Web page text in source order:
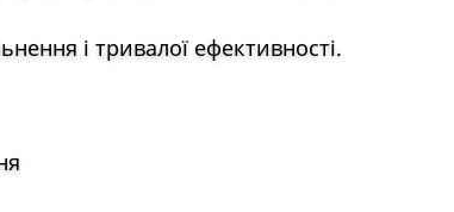
і тривалої ефективності.